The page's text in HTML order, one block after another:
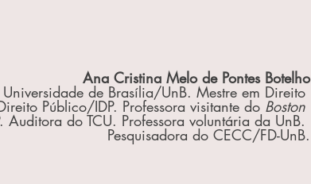
Ana Cristina Melo de Pontes Botelho
de Brasília/UnB. Mestre em Direito
Público/IDP. Professora visitante do Boston
Auditora do TCU. Professora voluntária da UnB.
Pesquisadora do CECC/FD-UnB.